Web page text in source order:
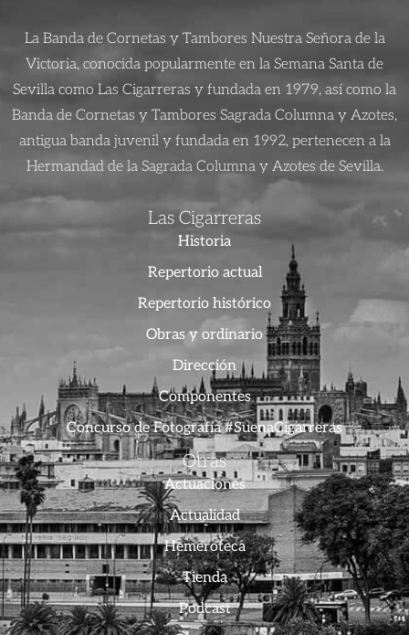
La Banda de Cornetas y Tambores Nuestra Señora de la
Victoria, conocida popularmente en la Semana Santa de
Sevilla como Las Cigarreras y fundada en 1979, así como la
Banda de Cornetas y Tambores Sagrada Columna y Azotes,
antigua banda juvenil y fundada en 1992, pertenecen a la
Hermandad de la Sagrada Columna y Azotes de Sevilla.
Las Cigarreras
Historia
Repertorio actual
Repertorio histórico
Obras y ordinario
Dirección
Componentes
Concurso de Fotografía #SuenaCigarreras
Otras
Actuaciones
Actualidad
Hemeroteca
Tienda
Podcast